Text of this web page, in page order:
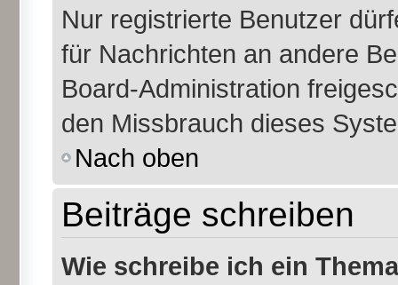
Nur registrierte Benutzer
für Nachrichten an andere
Board-Administration
den Missbrauch dieses
Nach oben
Beiträge schreiben
Wie schreibe ich ein